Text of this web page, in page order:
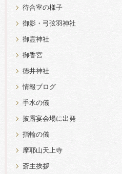
待合室の様子
御影・弓弦羽神社
御霊神社
御香宮
徳井神社
情報ブログ
手水の儀
披露宴会場に出発
指輪の儀
摩耶山天上寺
斎主挨拶